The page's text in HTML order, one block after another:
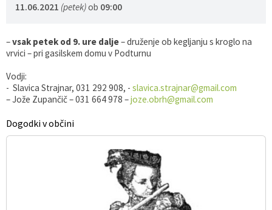
11.06.2021 (petek)ob 09:00
–vsak petek od 9. ure dalje– druženje ob kegljanju s kroglo na
vrvici – pri gasilskem domu v Podturnu
Vodji:
- Slavica Strajnar, 031 292 908, - slavica.strajnar@gmail.com
– Jože Zupančič – 031 664 978 –joze.obrh@gmail.com
Dogodki v občini